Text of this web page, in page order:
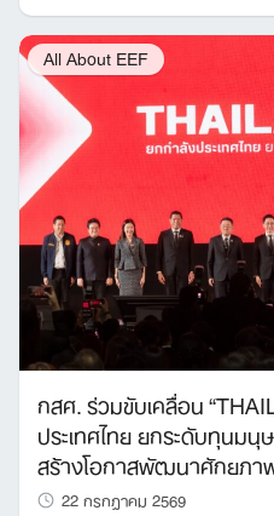
All About EEF
กสศ. ร่วมขับเคลื่อน
ประเทศไทย ยกระดับทุนม
สร้างโอกาสพัฒนาศักยภ
22 กรกฎาคม 2569